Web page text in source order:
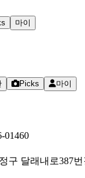
마이
Picks 마이
01460
구 달래내로387번